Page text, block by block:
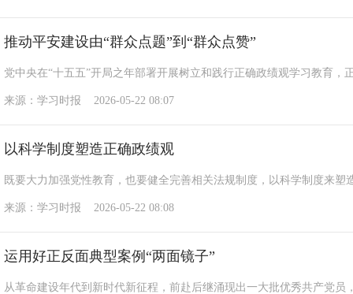
推动平安建设由“群众点题”到“群众点赞”
党中央在“十五五”开局之年部署开展树立和践行正确政绩观学习教育，
来源：学习时报 2026-05-22 08:07
以科学制度塑造正确政绩观
既要大力加强党性教育，也要健全完善相关法规制度，以科学制度来塑
来源：学习时报 2026-05-22 08:08
运用好正反面典型案例“两面镜子”
从革命建设年代到新时代新征程，前赴后继涌现出一大批优秀共产党